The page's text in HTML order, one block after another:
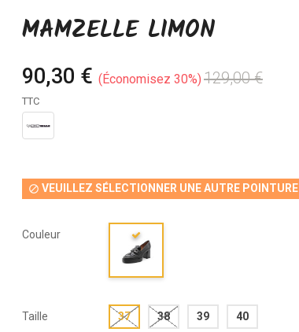
MAMZELLE LIMON
90,30 € Économisez 30% 129,00 €
TTC
 VEUILLEZ SÉLECTIONNER UNE AUTRE POINTURE
Couleur
Taille 37 38 39 40